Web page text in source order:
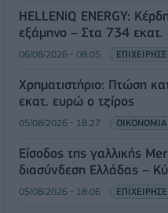
HELLENiQ ENERGY:
εξάμηνο – Στα 734
06/08/2026 - 08:05
Χρηματιστήριο: Πτώση
εκατ. ευρώ ο τζίρος
05/08/2026 - 18:27 ΟΙΚΟΝΟΜΙΑ
Είσοδος της γαλλικής
διασύνδεση Ελλάδας –
05/08/2026 - 18:06